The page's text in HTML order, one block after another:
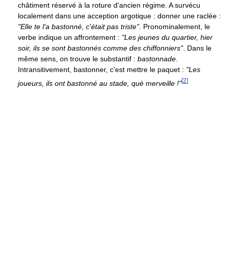
châtiment réservé à la roture d'ancien régime. A survécu
localement dans une acception argotique : donner une raclée :
"Elle te l'a bastonné, c'était pas triste". Pronominalement, le
verbe indique un affrontement : "Les jeunes du quartier, hier
soir, ils se sont bastonnés comme des chiffonniers". Dans le
même sens, on trouve le substantif : bastonnade
Intransitivement, bastonner, c'est mettre le paquet : "Les
joueurs, ils ont bastonné au stade, què merveille !"[2]